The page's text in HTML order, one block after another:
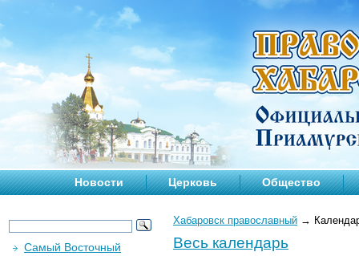
Новости Церковь Общество
Хабаровск православный →
Весь календарь
Самый Восточный